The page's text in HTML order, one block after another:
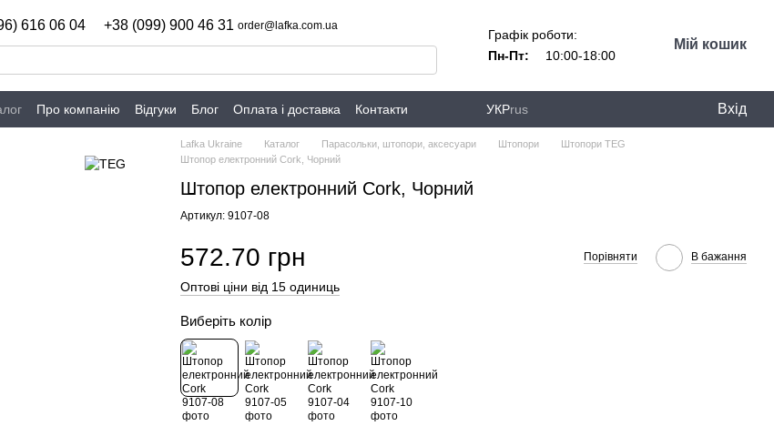
616 06 04 +38 (099) 900 46 31 order@lafka.com.ua
Графік роботи:
Пн-Пт:
10:00-18:00
Мій кошик
Про компанію Відгуки Блог Оплата і доставка Контакти УКРrus Вхід
Lafka Ukraine Каталог Парасольки, штопори, аксесуари Штопори
Штопори TEG
Штопор електронний Cork, Чорний
Штопор електронний Cork, Чорний
Артикул: 9107-08
572.70 грн Порівняти В бажання
Оптові ціни від 15 одиниць
Виберіть колір